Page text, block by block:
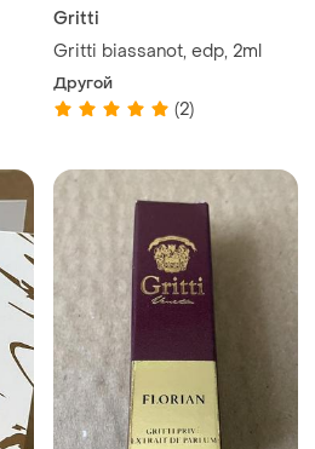
Gritti
Gritti biassanot, edp, 2ml
Другой
(2)